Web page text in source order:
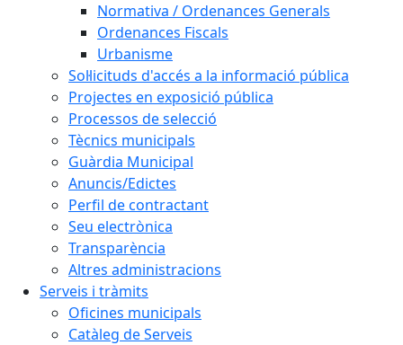
Normativa / Ordenances Generals
Ordenances Fiscals
Urbanisme
Sol·licituds d'accés a la informació pública
Projectes en exposició pública
Processos de selecció
Tècnics municipals
Guàrdia Municipal
Anuncis/Edictes
Perfil de contractant
Seu electrònica
Transparència
Altres administracions
Serveis i tràmits
Oficines municipals
Catàleg de Serveis